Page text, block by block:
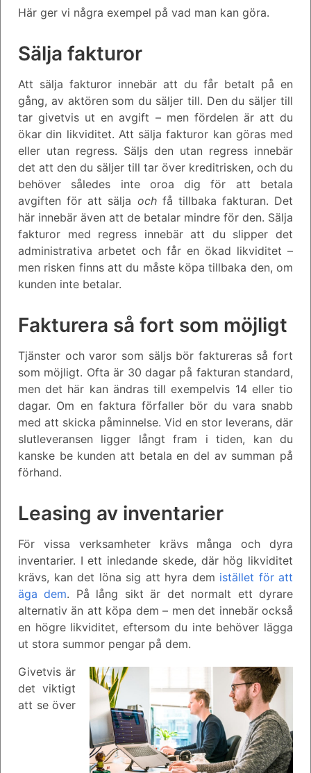
Här ger vi några exempel på vad man kan göra.
Sälja fakturor
Att sälja fakturor innebär att du får betalt på en
gång, av aktören som du säljer till. Den du säljer till
tar givetvis ut en avgift – men fördelen är att du
ökar din likviditet. Att sälja fakturor kan göras med
eller utan regress. Säljs den utan regress innebär
det att den du säljer till tar över kreditrisken, och du
behöver således inte oroa dig för att betala
avgiften för att sälja och få tillbaka fakturan. Det
här innebär även att de betalar mindre för den. Sälja
fakturor med regress innebär att du slipper det
administrativa arbetet och får en ökad likviditet –
men risken finns att du måste köpa tillbaka den, om
kunden inte betalar.
Fakturera så fort som möjligt
Tjänster och varor som säljs bör faktureras så fort
som möjligt. Ofta är 30 dagar på fakturan standard,
men det här kan ändras till exempelvis 14 eller tio
dagar. Om en faktura förfaller bör du vara snabb
med att skicka påminnelse. Vid en stor leverans, där
slutleveransen ligger långt fram i tiden, kan du
kanske be kunden att betala en del av summan på
förhand.
Leasing av inventarier
För vissa verksamheter krävs många och dyra
inventarier. I ett inledande skede, där hög likviditet
krävs, kan det löna sig att hyra dem istället för att
äga dem. På lång sikt är det normalt ett dyrare
alternativ än att köpa dem – men det innebär också
en högre likviditet, eftersom du inte behöver lägga
ut stora summor pengar på dem.
Givetvis är
det viktigt
att se över